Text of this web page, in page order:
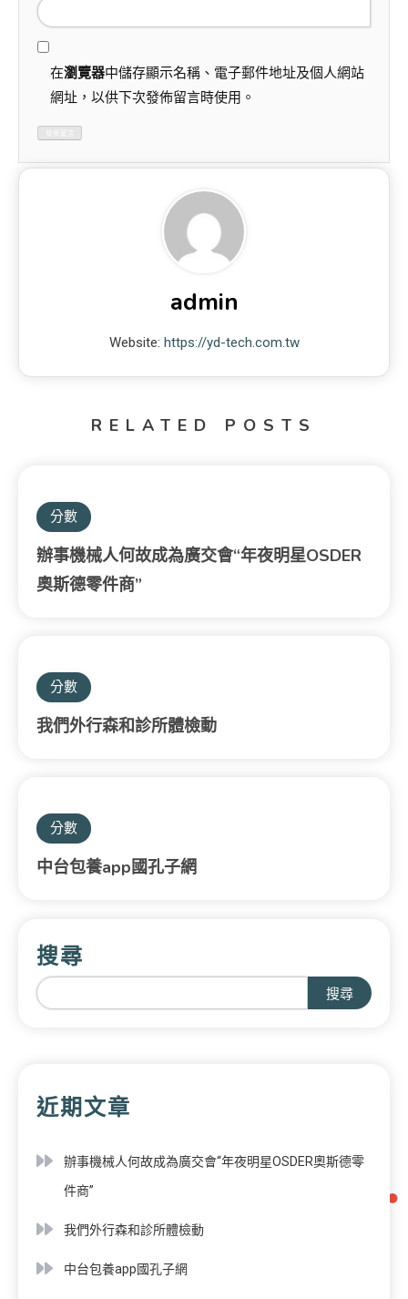
在瀏覽器中儲存顯示名稱、電子郵件地址及個人網站
網址，以供下次發佈留言時使用。
admin
Website: https://yd-tech.com.tw
RELATED POSTS
分數
辦事機械人何故成為廣交會“年夜明星OSDER
奧斯德零件商”
分數
我們外行森和診所體檢動
分數
中台包養app國孔子網
搜尋
搜尋
近期文章
辦事機械人何故成為廣交會“年夜明星OSDER奧斯德零
件商”
我們外行森和診所體檢動
中台包養app國孔子網